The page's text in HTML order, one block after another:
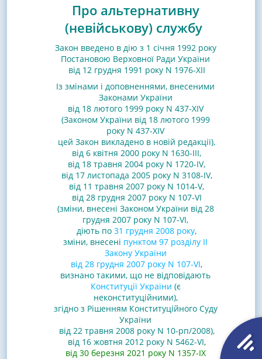
Про альтернативну
(невійськову) службу
Закон введено в дію з 1 січня 1992 року
Постановою Верховної Ради України
від 12 грудня 1991 року N 1976-XII
Із змінами і доповненнями, внесеними
Законами України
від 18 лютого 1999 року N 437-XIV
(Законом України від 18 лютого 1999
року N 437-XIV
цей Закон викладено в новій редакції),
від 6 квітня 2000 року N 1630-III,
від 18 травня 2004 року N 1720-IV,
від 17 листопада 2005 року N 3108-IV,
від 11 травня 2007 року N 1014-V,
від 28 грудня 2007 року N 107-VI
(зміни, внесені Законом України від 28
грудня 2007 року N 107-VI,
діють по 31 грудня 2008 року,
зміни, внесені пунктом 97 розділу II
Закону України
від 28 грудня 2007 року N 107-VI,
визнано такими, що не відповідають
Конституції України (є
неконституційними),
згідно з Рішенням Конституційного Суду
України
від 22 травня 2008 року N 10-рп/2008),
від 16 жовтня 2012 року N 5462-VI,
від 30 березня 2021 року N 1357-IX